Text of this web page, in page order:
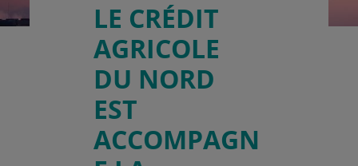
LE CRÉDIT
AGRICOLE
DU NORD
EST
ACCOMPAGN